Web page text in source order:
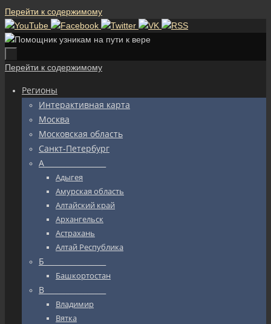
Перейти к содержимому
Перейти к содержимому
Регионы
Интерактивная карта
Москва
Московская область
Санкт-Петербург
А_________________
Адыгея
Амурская область
Алтайский край
Архангельск
Астрахань
Алтай Республика
Б_________________
Башкортостан
В_________________
Владимир
Вятка